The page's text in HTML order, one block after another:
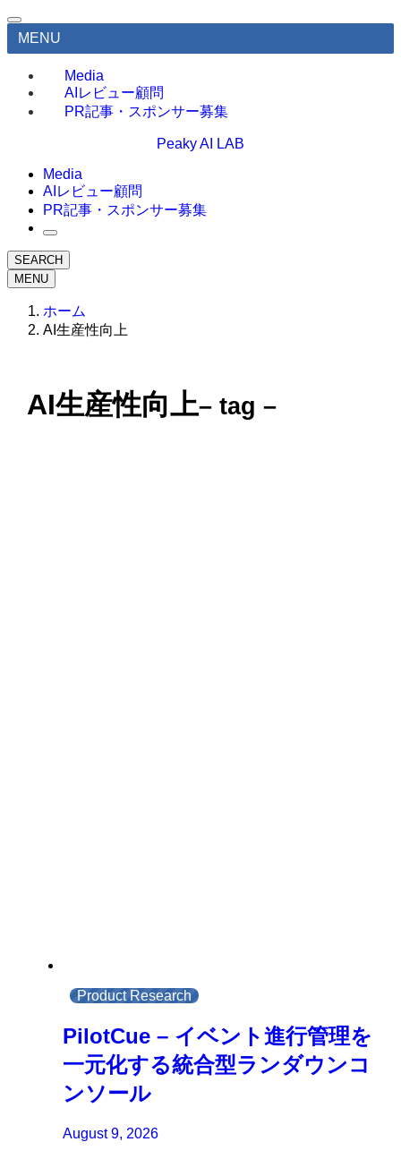
MENU
Media
AIレビュー顧問
PR記事・スポンサー募集
Peaky AI LAB
Media
AIレビュー顧問
PR記事・スポンサー募集
SEARCH
MENU
ホーム
AI生産性向上
AI生産性向上– tag –
Product Research
PilotCue – イベント進行管理を
一元化する統合型ランダウンコ
ンソール
August 9, 2026